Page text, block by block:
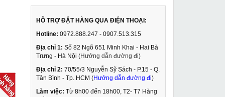
HỖ TRỢ ĐẶT HÀNG QUA ĐIỆN THOẠI:
Hotline: 0972.888.247 - 0907.513.315
Địa chỉ 1: Số 82 Ngõ 651 Minh Khai - Hai Bà
Trưng - Hà Nội (Hướng dẫn đường đi)
Địa chỉ 2: 70/55/3 Nguyễn Sỹ Sách - P.15 - Q.
Tân Bình - Tp. HCM (Hướng dẫn đường đi)
Làm việc: Từ 8h00 đến 18h00, T2- T7 Hàng
Máy cắt tôn DCA
AJJ25
1,379,000 VNĐ